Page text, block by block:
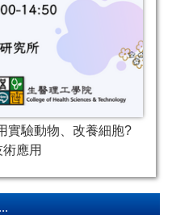
實驗動物、改養細胞?
應用